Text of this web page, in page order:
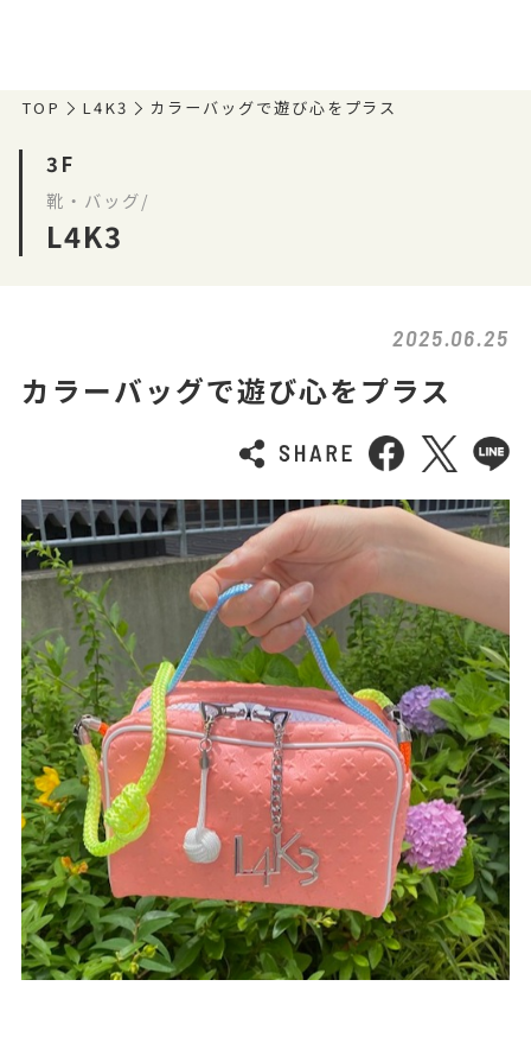
TOP L4K3 カラーバッグで遊び心をプラス
3F
靴・バッグ/
L4K3
2025.06.25
カラーバッグで遊び心をプラス